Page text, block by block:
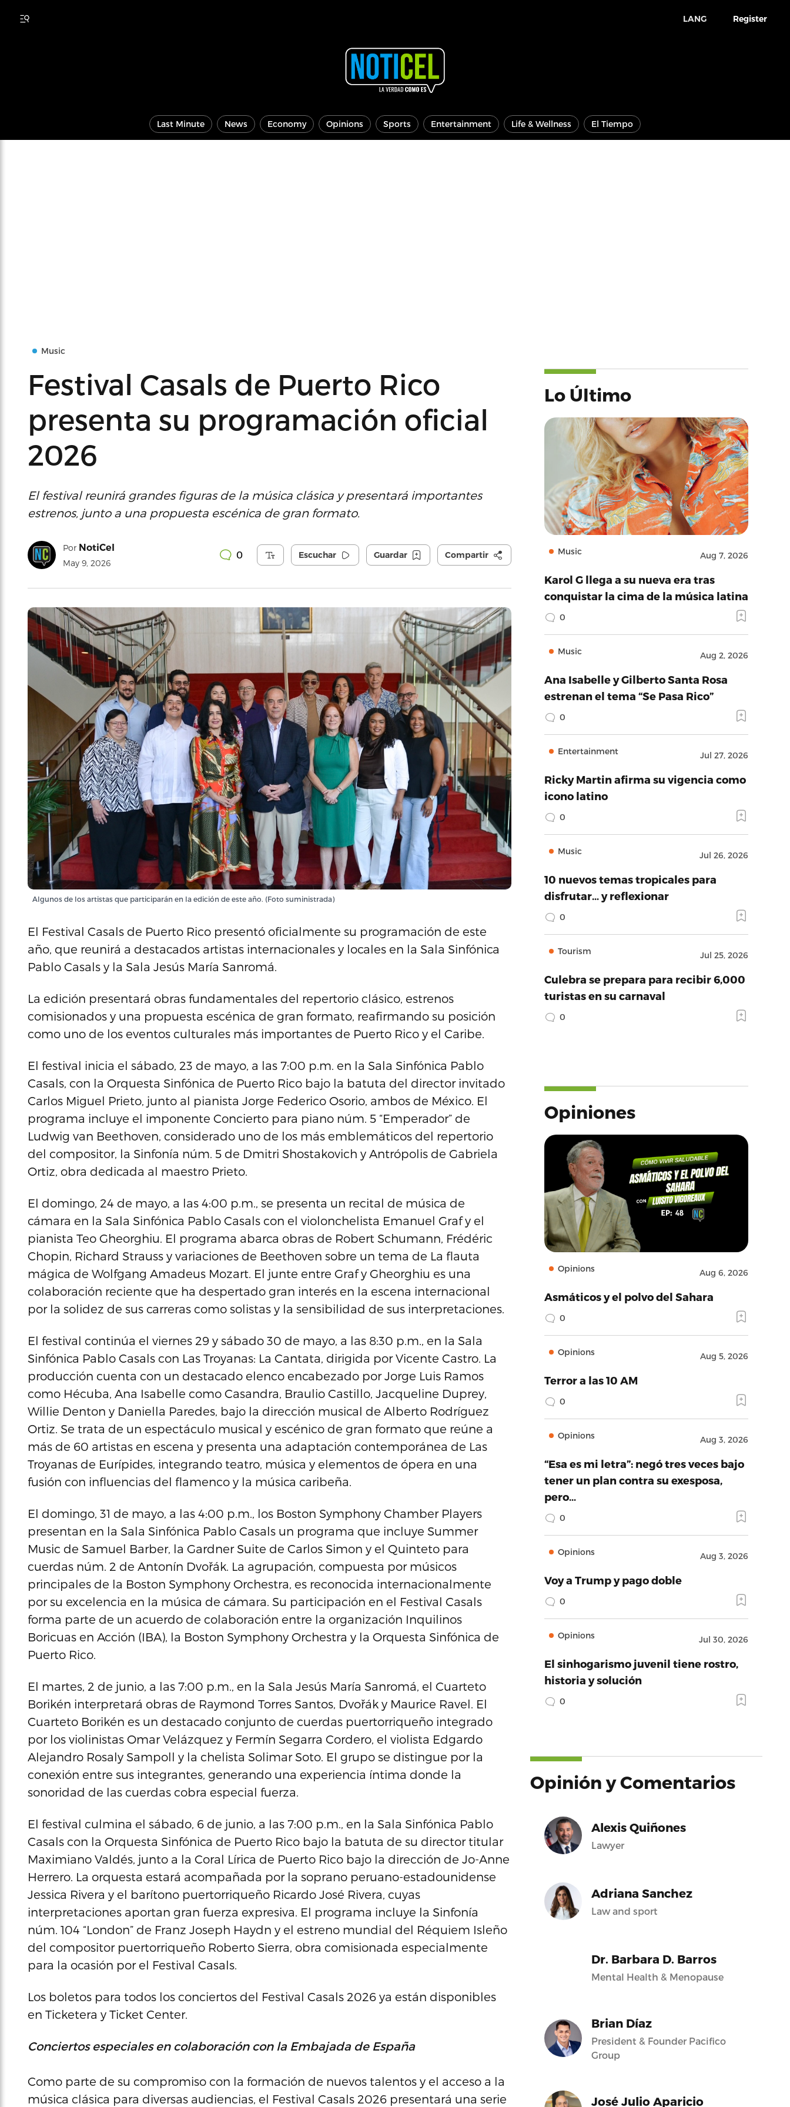
LANG Register
Last Minute News Economy Opinions Sports Entertainment Life & Wellness El Tiempo
Music
Festival Casals de Puerto Rico
presenta su programación oficial
2026
El festival reunirá grandes figuras de la música clásica y presentará importantes
estrenos, junto a una propuesta escénica de gran formato.
Por NotiCel
May 9, 2026
0 Escuchar Guardar Compartir
Algunos de los artistas que participarán en la edición de este año. (Foto suministrada)
El Festival Casals de Puerto Rico presentó oficialmente su programación de este
año, que reunirá a destacados artistas internacionales y locales en la Sala Sinfónica
Pablo Casals y la Sala Jesús María Sanromá.
La edición presentará obras fundamentales del repertorio clásico, estrenos
comisionados y una propuesta escénica de gran formato, reafirmando su posición
como uno de los eventos culturales más importantes de Puerto Rico y el Caribe.
El festival inicia el sábado, 23 de mayo, a las 7:00 p.m. en la Sala Sinfónica Pablo
Casals, con la Orquesta Sinfónica de Puerto Rico bajo la batuta del director invitado
Carlos Miguel Prieto, junto al pianista Jorge Federico Osorio, ambos de México. El
programa incluye el imponente Concierto para piano núm. 5 “Emperador” de
Ludwig van Beethoven, considerado uno de los más emblemáticos del repertorio
del compositor, la Sinfonía núm. 5 de Dmitri Shostakovich y Antrópolis de Gabriela
Ortiz, obra dedicada al maestro Prieto.
El domingo, 24 de mayo, a las 4:00 p.m., se presenta un recital de música de
cámara en la Sala Sinfónica Pablo Casals con el violonchelista Emanuel Graf y el
pianista Teo Gheorghiu. El programa abarca obras de Robert Schumann, Frédéric
Chopin, Richard Strauss y variaciones de Beethoven sobre un tema de La flauta
mágica de Wolfgang Amadeus Mozart. El junte entre Graf y Gheorghiu es una
colaboración reciente que ha despertado gran interés en la escena internacional
por la solidez de sus carreras como solistas y la sensibilidad de sus interpretaciones.
El festival continúa el viernes 29 y sábado 30 de mayo, a las 8:30 p.m., en la Sala
Sinfónica Pablo Casals con Las Troyanas: La Cantata, dirigida por Vicente Castro. La
producción cuenta con un destacado elenco encabezado por Jorge Luis Ramos
como Hécuba, Ana Isabelle como Casandra, Braulio Castillo, Jacqueline Duprey,
Willie Denton y Daniella Paredes, bajo la dirección musical de Alberto Rodríguez
Ortiz. Se trata de un espectáculo musical y escénico de gran formato que reúne a
más de 60 artistas en escena y presenta una adaptación contemporánea de Las
Troyanas de Eurípides, integrando teatro, música y elementos de ópera en una
fusión con influencias del flamenco y la música caribeña.
El domingo, 31 de mayo, a las 4:00 p.m., los Boston Symphony Chamber Players
presentan en la Sala Sinfónica Pablo Casals un programa que incluye Summer
Music de Samuel Barber, la Gardner Suite de Carlos Simon y el Quinteto para
cuerdas núm. 2 de Antonín Dvořák. La agrupación, compuesta por músicos
principales de la Boston Symphony Orchestra, es reconocida internacionalmente
por su excelencia en la música de cámara. Su participación en el Festival Casals
forma parte de un acuerdo de colaboración entre la organización Inquilinos
Boricuas en Acción (IBA), la Boston Symphony Orchestra y la Orquesta Sinfónica de
Puerto Rico.
El martes, 2 de junio, a las 7:00 p.m., en la Sala Jesús María Sanromá, el Cuarteto
Borikén interpretará obras de Raymond Torres Santos, Dvořák y Maurice Ravel. El
Cuarteto Borikén es un destacado conjunto de cuerdas puertorriqueño integrado
por los violinistas Omar Velázquez y Fermín Segarra Cordero, el violista Edgardo
Alejandro Rosaly Sampoll y la chelista Solimar Soto. El grupo se distingue por la
conexión entre sus integrantes, generando una experiencia íntima donde la
sonoridad de las cuerdas cobra especial fuerza.
El festival culmina el sábado, 6 de junio, a las 7:00 p.m., en la Sala Sinfónica Pablo
Casals con la Orquesta Sinfónica de Puerto Rico bajo la batuta de su director titular
Maximiano Valdés, junto a la Coral Lírica de Puerto Rico bajo la dirección de Jo-Anne
Herrero. La orquesta estará acompañada por la soprano peruano-estadounidense
Jessica Rivera y el barítono puertorriqueño Ricardo José Rivera, cuyas
interpretaciones aportan gran fuerza expresiva. El programa incluye la Sinfonía
núm. 104 “London” de Franz Joseph Haydn y el estreno mundial del Réquiem Isleño
del compositor puertorriqueño Roberto Sierra, obra comisionada especialmente
para la ocasión por el Festival Casals.
Los boletos para todos los conciertos del Festival Casals 2026 ya están disponibles
en Ticketera y Ticket Center.
Conciertos especiales en colaboración con la Embajada de España
Como parte de su compromiso con la formación de nuevos talentos y el acceso a la
música clásica para diversas audiencias, el Festival Casals 2026 presentará una serie
Lo Último
Music Aug 7, 2026
Karol G llega a su nueva era tras
conquistar la cima de la música latina
0
Music Aug 2, 2026
Ana Isabelle y Gilberto Santa Rosa
estrenan el tema “Se Pasa Rico”
0
Entertainment Jul 27, 2026
Ricky Martin afirma su vigencia como
icono latino
0
Music Jul 26, 2026
10 nuevos temas tropicales para
disfrutar… y reflexionar
0
Tourism Jul 25, 2026
Culebra se prepara para recibir 6,000
turistas en su carnaval
0
Opiniones
Opinions Aug 6, 2026
Asmáticos y el polvo del Sahara
0
Opinions Aug 5, 2026
Terror a las 10 AM
0
Opinions Aug 3, 2026
“Esa es mi letra”: negó tres veces bajo
tener un plan contra su exesposa,
pero…
0
Opinions Aug 3, 2026
Voy a Trump y pago doble
0
Opinions Jul 30, 2026
El sinhogarismo juvenil tiene rostro,
historia y solución
0
Opinión y Comentarios
Alexis Quiñones
Lawyer
Adriana Sanchez
Law and sport
Dr. Barbara D. Barros
Mental Health & Menopause
Brian Díaz
President & Founder Pacifico
Group
José Julio Aparicio